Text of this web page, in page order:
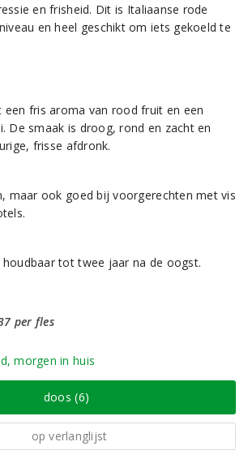
en frisheid. Dit is Italiaanse rode
en heel geschikt om iets gekoeld te
een fris aroma van rood fruit en een
De smaak is droog, rond en zacht en
frisse afdronk.
maar ook goed bij voorgerechten met vis
tot twee jaar na de oogst.
per fles
morgen in huis
doos (6)
op verlanglijst